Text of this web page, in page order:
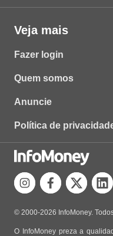
Veja mais
Fazer login
Quem somos
Anuncie
Política de
© 2000-2026 InfoMoney.
O InfoMoney preza a